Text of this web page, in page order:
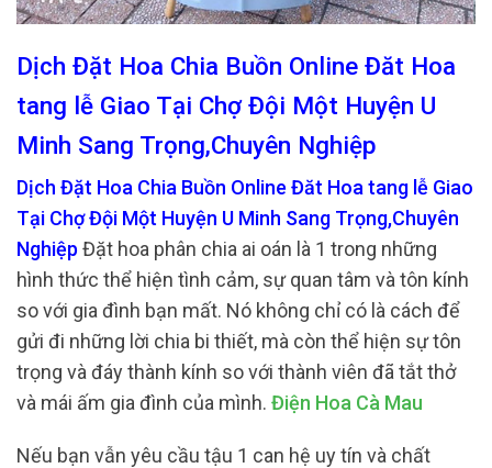
Dịch Đặt Hoa Chia Buồn Online Đăt Hoa
tang lễ Giao Tại Chợ Đội Một Huyện U
Minh Sang Trọng,Chuyên Nghiệp
Dịch Đặt Hoa Chia Buồn Online Đăt Hoa tang lễ Giao
Tại Chợ Đội Một Huyện U Minh Sang Trọng,Chuyên
Nghiệp Đặt hoa phân chia ai oán là 1 trong những
hình thức thể hiện tình cảm, sự quan tâm và tôn kính
so với gia đình bạn mất. Nó không chỉ có là cách để
gửi đi những lời chia bi thiết, mà còn thể hiện sự tôn
trọng và đáy thành kính so với thành viên đã tắt thở
và mái ấm gia đình của mình. Điện Hoa Cà Mau
Nếu bạn vẫn yêu cầu tậu 1 can hệ uy tín và chất